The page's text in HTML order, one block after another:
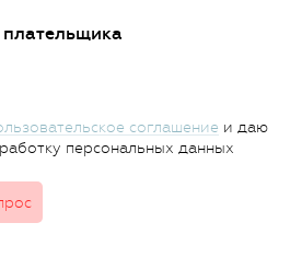
соглашение и даю
персональных данных